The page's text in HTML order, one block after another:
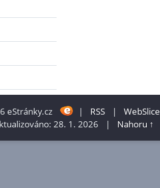
eStránky.cz | RSS |
WebSlice
28. 1. 2026
| Nahoru ↑